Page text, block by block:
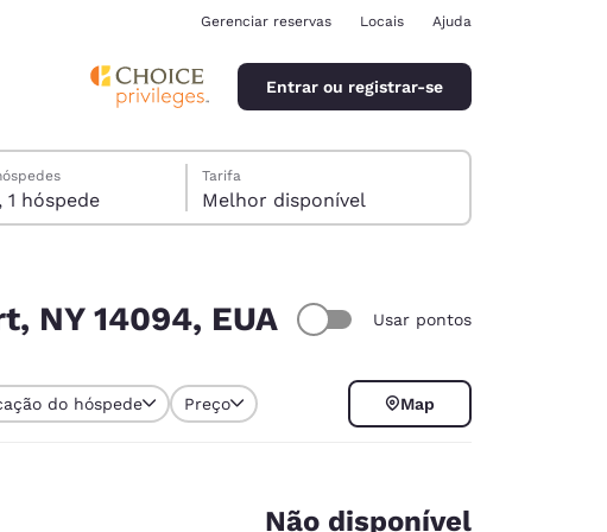
Gerenciar reservas Locais Ajuda
Entrar ou registrar-se
1 quarto, 1 hóspede
Tarifa
Melhor disponível
NY 14094, EUA Usar pontos
do hóspede Preço Map
Não disponível